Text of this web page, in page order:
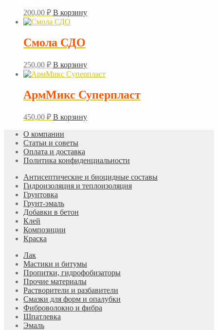
200,00 ₽ В корзину
Смола СДО
250,00 ₽ В корзину
АрмМикс Суперпласт
450,00 ₽ В корзину
О компании
Статьи и советы
Оплата и доставка
Политика конфиденциальности
Антисептические и биоцидные составы
Гидроизоляция и теплоизоляция
Грунтовка
Грунт-эмаль
Добавки в бетон
Клей
Композиции
Краска
Лак
Мастики и битумы
Пропитки, гидрофобизаторы
Прочие материалы
Растворители и разбавители
Смазки для форм и опалубки
Фиброволокно и фибра
Шпатлевка
Эмаль